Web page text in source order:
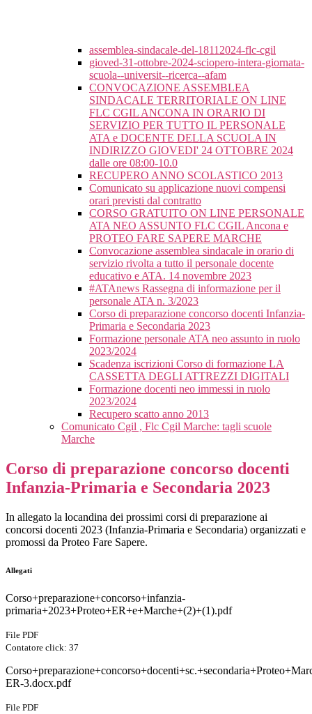
assemblea-sindacale-del-18112024-flc-cgil
gioved-31-ottobre-2024-sciopero-intera-giornata-
scuola--universit--ricerca--afam
CONVOCAZIONE ASSEMBLEA
SINDACALE TERRITORIALE ON LINE
FLC CGIL ANCONA IN ORARIO DI
SERVIZIO PER TUTTO IL PERSONALE
ATA e DOCENTE DELLA SCUOLA IN
INDIRIZZO GIOVEDI' 24 OTTOBRE 2024
dalle ore 08:00-10.0
RECUPERO ANNO SCOLASTICO 2013
Comunicato su applicazione nuovi compensi
orari previsti dal contratto
CORSO GRATUITO ON LINE PERSONALE
ATA NEO ASSUNTO FLC CGIL Ancona e
PROTEO FARE SAPERE MARCHE
Convocazione assemblea sindacale in orario di
servizio rivolta a tutto il personale docente
educativo e ATA. 14 novembre 2023
#ATAnews Rassegna di informazione per il
personale ATA n. 3/2023
Corso di preparazione concorso docenti Infanzia-
Primaria e Secondaria 2023
Formazione personale ATA neo assunto in ruolo
2023/2024
Scadenza iscrizioni Corso di formazione LA
CASSETTA DEGLI ATTREZZI DIGITALI
Formazione docenti neo immessi in ruolo
2023/2024
Recupero scatto anno 2013
Comunicato Cgil , Flc Cgil Marche: tagli scuole
Marche
Corso di preparazione concorso docenti
Infanzia-Primaria e Secondaria 2023
In allegato la locandina dei prossimi corsi di preparazione ai
concorsi docenti 2023 (Infanzia-Primaria e Secondaria) organizzati e
promossi da Proteo Fare Sapere.
Allegati
Corso+preparazione+concorso+infanzia-
primaria+2023+Proteo+ER+e+Marche+(2)+(1).pdf
File PDF
Contatore click: 37
ER-3.docx.pdf
File PDF